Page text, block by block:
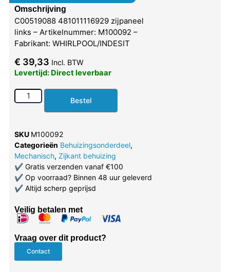
Omschrijving
C00519088 481011116929 zijpaneel
links – Artikelnummer: M100092 –
Fabrikant: WHIRLPOOL/INDESIT
€ 39,33 Incl. BTW
Levertijd: Direct leverbaar
Bestel
SKU M100092
Categorieën Behuizingsonderdeel,
Mechanisch, Zijkant behuizing
✔Gratis verzenden vanaf €100
✔Op voorraad? Binnen 48 uur geleverd
✔Altijd scherp geprijsd
Veilig betalen met
Vraag over dit product?
Contact